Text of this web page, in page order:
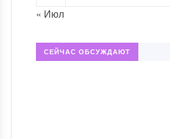
« Июл
СЕЙЧАС ОБСУЖДАЮТ